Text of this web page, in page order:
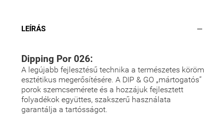
LEÍRÁS
Dipping Por 026:
A legújabb fejlesztésű technika a természetes köröm
esztétikus megerősítésére. A DIP & GO „mártogatós”
porok szemcsemérete és a hozzájuk fejlesztett
folyadékok együttes, szakszerű használata
garantálja a tartósságot.